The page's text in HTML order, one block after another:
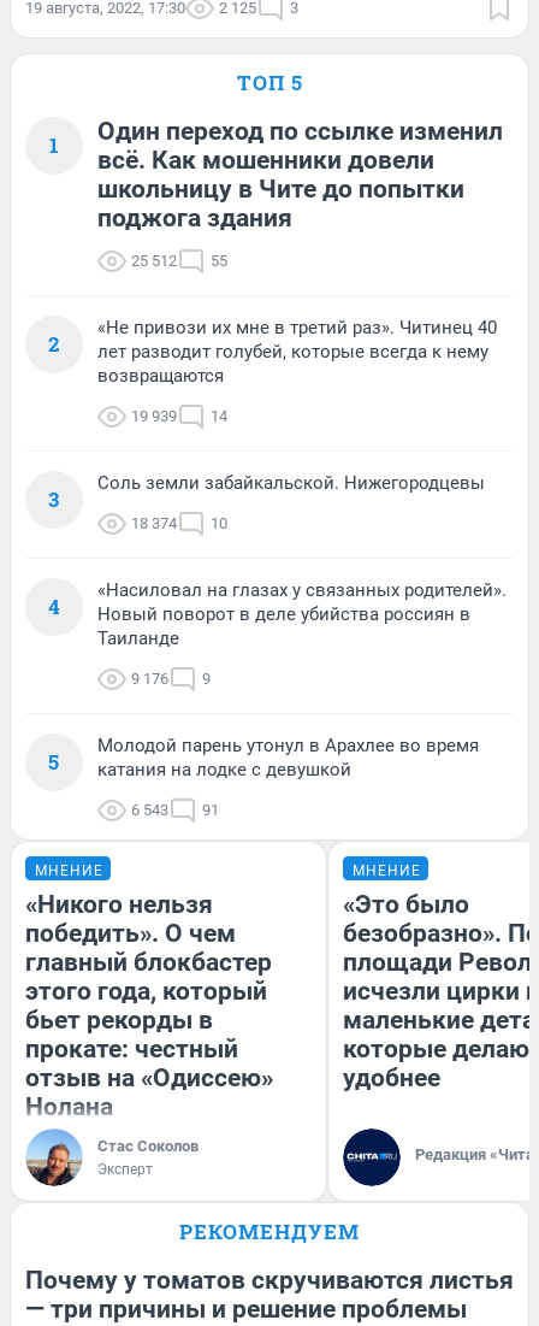
19 августа, 2022, 17:30 2 125 3
ТОП 5
1
Один переход по ссылке изменил
всё. Как мошенники довели
школьницу в Чите до попытки
поджога здания
25 512 55
2
«Не привози их мне в третий раз». Читинец 40
лет разводит голубей, которые всегда к нему
возвращаются
19 939 14
3
Соль земли забайкальской. Нижегородцевы
18 374 10
4
«Насиловал на глазах у связанных родителей».
Новый поворот в деле убийства россиян в
Таиланде
9 176 9
5
Молодой парень утонул в Арахлее во время
катания на лодке с девушкой
6 543 91
МНЕНИЕ
«Никого нельзя
победить». О чем
главный блокбастер
этого года, который
бьет рекорды в
прокате: честный
отзыв на «Одиссею»
Нолана
Стас Соколов
Эксперт
МНЕНИЕ
«Это было
безобразно».
площади
исчезли цирки
маленькие
которые
удобнее
Редакция
РЕКОМЕНДУЕМ
Почему у томатов скручиваются листья
— три причины и решение проблемы